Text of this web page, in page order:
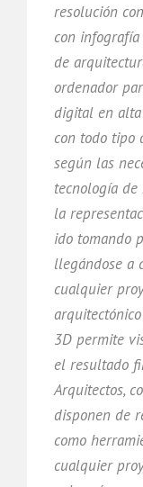
resolución
con
de
ordenador
digital en
con todo tipo
según las
tecnología
la
ido tomando
llegándose a
cualquier
3D permite
el resultado
Arquitectos,
disponen de
como
cualquier